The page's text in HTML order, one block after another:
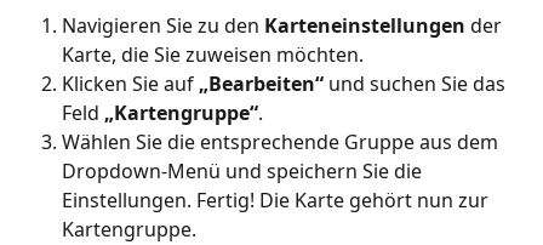
Navigieren Sie zu den Karteneinstellungen der
Karte, die Sie zuweisen möchten.
Klicken Sie auf „Bearbeiten“ und suchen Sie das
Feld „Kartengruppe“.
Wählen Sie die entsprechende Gruppe aus dem
Dropdown-Menü und speichern Sie die
Einstellungen. Fertig! Die Karte gehört nun zur
Kartengruppe.